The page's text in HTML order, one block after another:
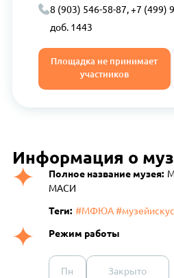
8 (903) 546-58-87, +7 (499)
доб. 1443
Площадка не принимает
участников
Информация о
Полное название музея:
МАСИ
Теги: #МФЮА
Режим работы
Пн Закрыто